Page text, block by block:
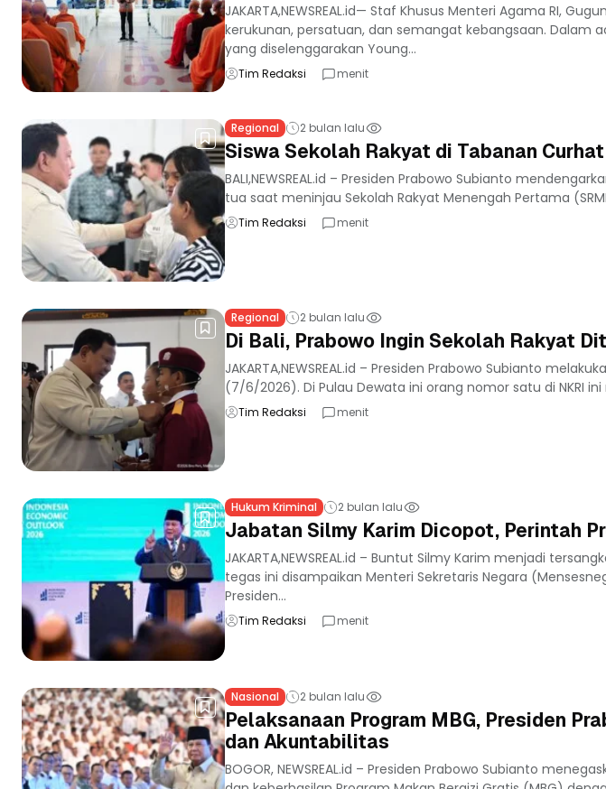
JAKARTA,NEWSREAL.id— Staf Khusus Menteri Agama RI,
kerukunan, persatuan, dan semangat kebangsaan. Dalam
yang diselenggarakan Young...
Tim Redaksi menit
Regional 2 bulan lalu
Siswa Sekolah Rakyat di Tabanan
BALI,NEWSREAL.id – Presiden Prabowo Subianto
tua saat meninjau Sekolah Rakyat Menengah Pertama
Tim Redaksi menit
Regional 2 bulan lalu
Di Bali, Prabowo Ingin Sekolah Rakyat
JAKARTA,NEWSREAL.id – Presiden Prabowo Subianto
(7/6/2026). Di Pulau Dewata ini orang nomor satu di NKRI
Tim Redaksi menit
Hukum Kriminal 2 bulan lalu
Jabatan Silmy Karim Dicopot, Perintah
JAKARTA,NEWSREAL.id – Buntut Silmy Karim menjadi
tegas ini disampaikan Menteri Sekretaris Negara
Presiden...
Tim Redaksi menit
Nasional 2 bulan lalu
Pelaksanaan Program MBG, Presiden
dan Akuntabilitas
BOGOR, NEWSREAL.id – Presiden Prabowo Subianto